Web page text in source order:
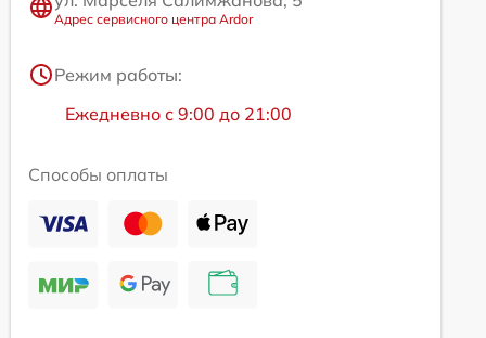
Адрес сервисного центра Ardor
Режим работы:
Ежедневно с 9:00 до 21:00
Способы оплаты